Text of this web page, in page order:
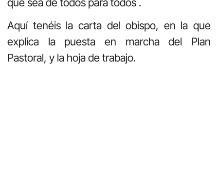
Aquí tenéis la carta del obispo, en la que
explica la puesta en marcha del Plan
Pastoral, y la hoja de trabajo.